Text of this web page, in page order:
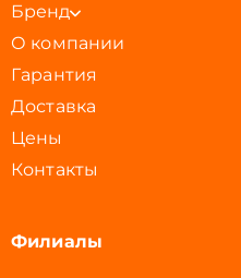
Бренд
О компании
Гарантия
Доставка
Цены
Контакты
Филиалы